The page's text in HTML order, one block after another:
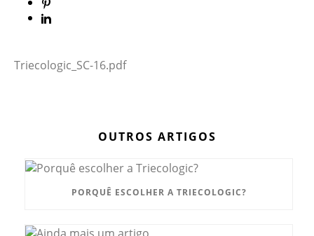
Triecologic_SC-16.pdf
OUTROS ARTIGOS
PORQUÊ ESCOLHER A TRIECOLOGIC?